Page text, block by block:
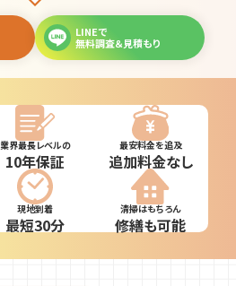
LINEで
無料調査＆見積もり
業界最長レベルの
10年保証
最安料金を追及
追加料金なし
現地到着
最短30分
清掃はもちろん
修繕も可能